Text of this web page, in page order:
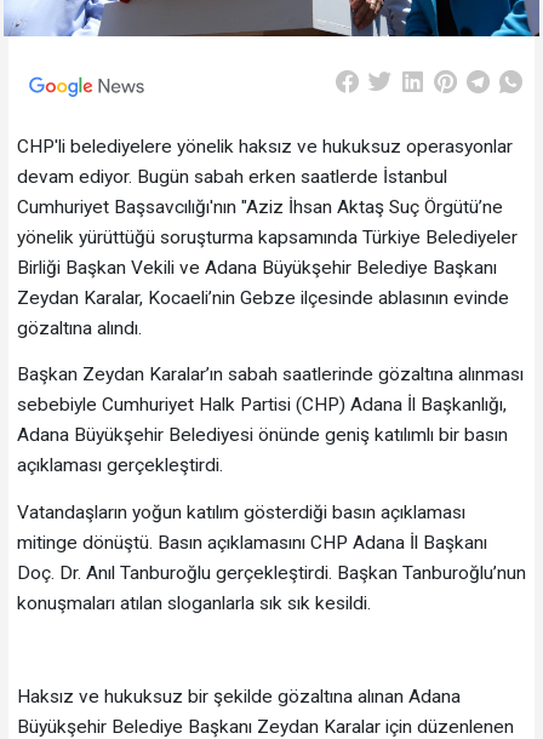
CHP'li belediyelere yönelik haksız ve hukuksuz operasyonlar
devam ediyor. Bugün sabah erken saatlerde İstanbul
Cumhuriyet Başsavcılığı'nın "Aziz İhsan Aktaş Suç Örgütü’ne
yönelik yürüttüğü soruşturma kapsamında Türkiye Belediyeler
Birliği Başkan Vekili ve Adana Büyükşehir Belediye Başkanı
Zeydan Karalar, Kocaeli’nin Gebze ilçesinde ablasının evinde
gözaltına alındı.
Başkan Zeydan Karalar’ın sabah saatlerinde gözaltına alınması
sebebiyle Cumhuriyet Halk Partisi (CHP) Adana İl Başkanlığı,
Adana Büyükşehir Belediyesi önünde geniş katılımlı bir basın
açıklaması gerçekleştirdi.
Vatandaşların yoğun katılım gösterdiği basın açıklaması
mitinge dönüştü. Basın açıklamasını CHP Adana İl Başkanı
Doç. Dr. Anıl Tanburoğlu gerçekleştirdi. Başkan Tanburoğlu’nun
konuşmaları atılan sloganlarla sık sık kesildi.
Haksız ve hukuksuz bir şekilde gözaltına alınan Adana
Büyükşehir Belediye Başkanı Zeydan Karalar için düzenlenen